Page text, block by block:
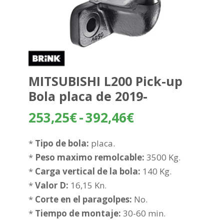
MITSUBISHI L200 Pick-up
Bola placa de 2019-
253,25€-392,46€Rango
desde
253,25€
392,46€
* Tipo de bola: placa.
* Peso maximo remolcable: 3500 Kg.
* Carga vertical de la bola: 140 Kg.
*Valor D: 16,15 Kn.
* Corte en el paragolpes: No.
* Tiempo de montaje: 30-60 min.